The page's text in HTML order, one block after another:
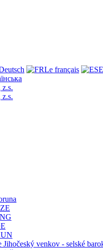
Le français
Jihočeský venkov - selské